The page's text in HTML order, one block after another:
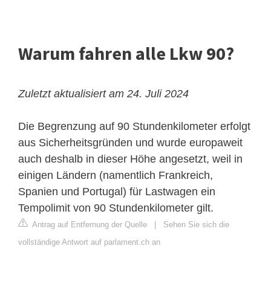
Warum fahren alle Lkw 90?
Zuletzt aktualisiert am 24. Juli 2024
Die Begrenzung auf 90 Stundenkilometer erfolgt
aus Sicherheitsgründen und wurde europaweit
auch deshalb in dieser Höhe angesetzt, weil in
einigen Ländern (namentlich Frankreich,
Spanien und Portugal) für Lastwagen ein
Tempolimit von 90 Stundenkilometer gilt.
Antrag auf Entfernung der Quelle
Sehen Sie sich die
vollständige Antwort auf parlament.ch an